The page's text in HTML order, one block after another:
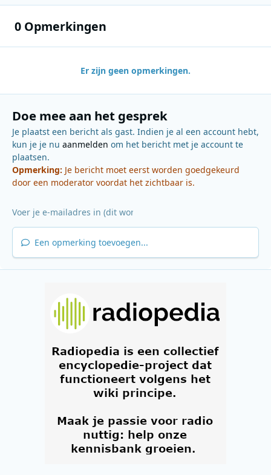
0 Opmerkingen
Er zijn geen opmerkingen.
Doe mee aan het gesprek
Je plaatst een bericht als gast. Indien je al een account hebt,
kun je je nu aanmelden om het bericht met je account te
plaatsen.
Opmerking: Je bericht moet eerst worden goedgekeurd
door een moderator voordat het zichtbaar is.
Een opmerking toevoegen...